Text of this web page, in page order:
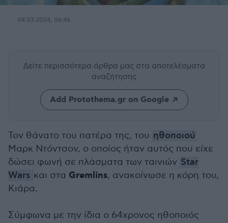
04.03.2024, 06:46
Δείτε περισσότερα άρθρα μας στα αποτελέσματα
αναζήτησης
Add Protothema.gr on Google
Τον θάνατο του πατέρα της, του ηθοποιού
Μαρκ Ντόντσον, ο οποίος ήταν αυτός που είχε
δώσει φωνή σε πλάσματα των ταινιών Star
Wars και στα Gremlins, ανακοίνωσε η κόρη του,
Κιάρα.
Σύμφωνα με την ίδια ο 64χρονος ηθοποιός